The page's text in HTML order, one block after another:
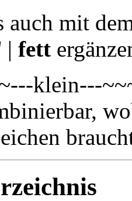
auch mit
| fett
klein---